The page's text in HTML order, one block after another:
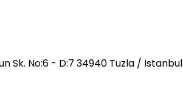
Sk. No:6 - D:7 34940 Tuzla / Istanbul